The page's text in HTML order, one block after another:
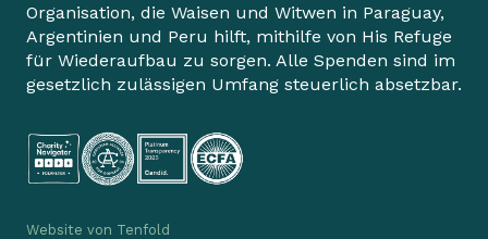
Organisation, die Waisen und Witwen in Paraguay,
Argentinien und Peru hilft, mithilfe von His Refuge
für Wiederaufbau zu sorgen. Alle Spenden sind im
gesetzlich zulässigen Umfang steuerlich absetzbar.
Website von Tenfold